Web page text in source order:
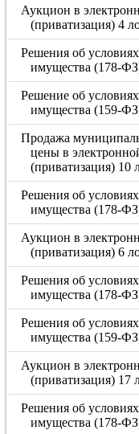
Аукцион в
(приватизация) 4
Решения об
имущества (178-
Решение об
имущества (159-
Продажа
цены в
(приватизация) 10
Решения об
имущества (178-
Аукцион в
(приватизация) 6
Решения об
имущества (178-
Решения об
имущества (159-
Аукцион в
(приватизация) 17
Решения об
имущества (178-